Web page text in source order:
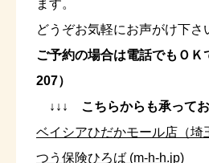
ます。
どうぞお気軽にお声がけ下さ
ご予約の場合は電話でもＯＫ
207）
↓↓↓ こちらからも承ってお
ベイシアひだかモール店（埼
つう保険ひろば (m-h-h.jp)